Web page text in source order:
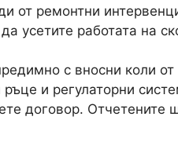
от ремонтни
усетите работата на
с вносни коли
и регулаторни
договор. Отчетените